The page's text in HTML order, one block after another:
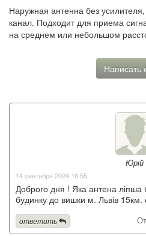
Наружная антенна без
канал. Подходит для приема
на среднем или небольшом
Написать
Юрій
14 сентября 2024 16:55
Доброго дня ! Яка антена ліпша
будинку до вишки м. Львів 15км.
ответить